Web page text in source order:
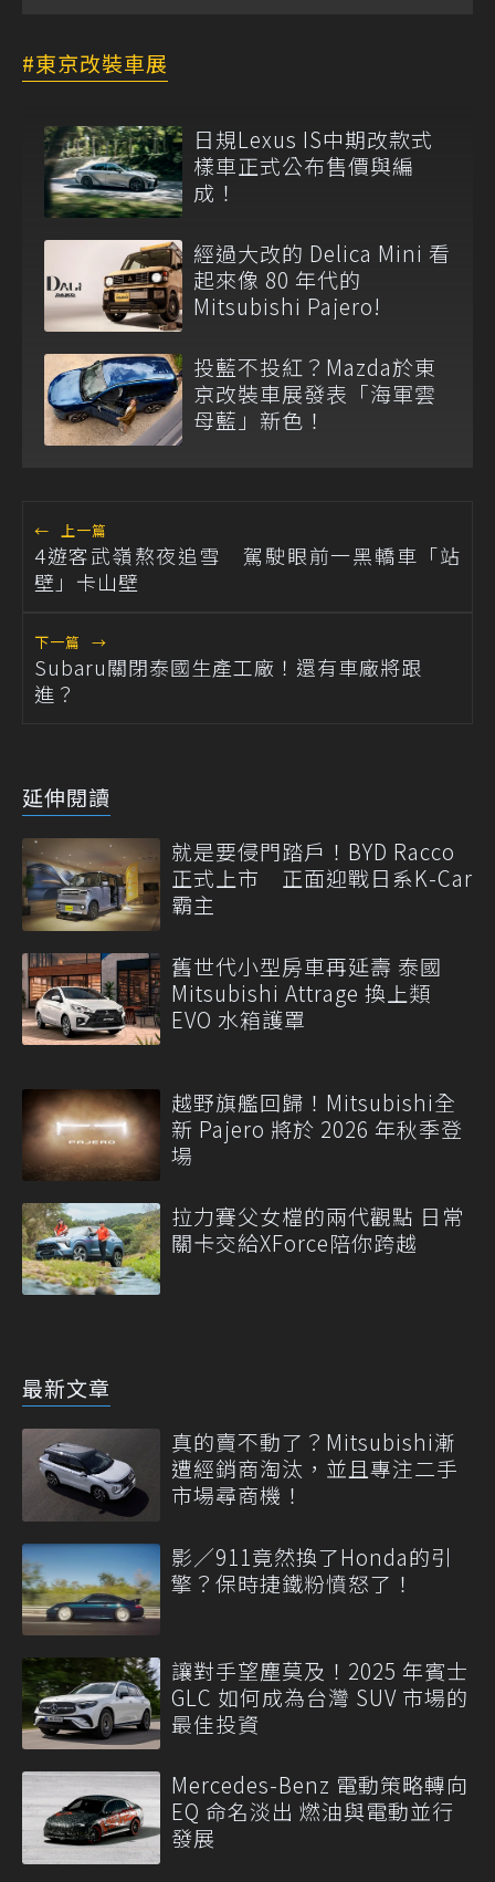
東京改裝車展
日規Lexus IS中期改款式
樣車正式公布售價與編
成！
經過大改的 Delica Mini 看
起來像 80 年代的
Mitsubishi Pajero!
投藍不投紅？Mazda於東
京改裝車展發表「海軍雲
母藍」新色！
← 上一篇
4遊客武嶺熬夜追雪 駕駛眼前一黑轎車「站
壁」卡山壁
下一篇 →
Subaru關閉泰國生產工廠！還有車廠將跟
進？
延伸閱讀
就是要侵門踏戶！BYD Racco
正式上市 正面迎戰日系K-Car
霸主
舊世代小型房車再延壽 泰國
Mitsubishi Attrage 換上類
EVO 水箱護罩
越野旗艦回歸！Mitsubishi全
新 Pajero 將於 2026 年秋季登
場
拉力賽父女檔的兩代觀點 日常
關卡交給XForce陪你跨越
最新文章
真的賣不動了？Mitsubishi漸
遭經銷商淘汰，並且專注二手
市場尋商機！
影／911竟然換了Honda的引
擎？保時捷鐵粉憤怒了！
讓對手望塵莫及！2025 年賓士
GLC 如何成為台灣 SUV 市場的
最佳投資
Mercedes-Benz 電動策略轉向
EQ 命名淡出 燃油與電動並行
發展